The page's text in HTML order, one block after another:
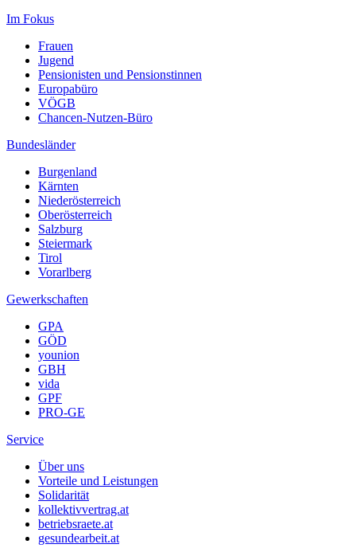
Im Fokus
Frauen
Jugend
Pensionisten und Pensionstinnen
Europabüro
VÖGB
Chancen-Nutzen-Büro
Bundesländer
Burgenland
Kärnten
Niederösterreich
Oberösterreich
Salzburg
Steiermark
Tirol
Vorarlberg
Gewerkschaften
GPA
GÖD
younion
GBH
vida
GPF
PRO-GE
Service
Über uns
Vorteile und Leistungen
Solidarität
kollektivvertrag.at
betriebsraete.at
gesundearbeit.at